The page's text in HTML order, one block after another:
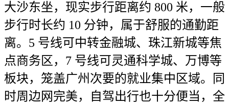
大沙东坐，现实步行距离约 800 米，一般
步行时长约 10 分钟，属于舒服的通勤距
离。5 号线可中转金融城、珠江新城等焦
点商务区，7 号线可灵通科学城、万博等
板块，笼盖广州次要的就业集中区域。同
时周边网完美，自驾出行也十分便当，全